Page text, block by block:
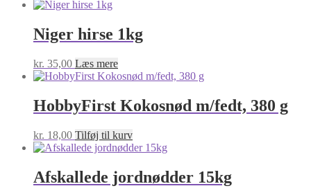
Niger hirse 1kg
kr. 35,00 Læs mere
HobbyFirst Kokosnød m/fedt, 380 g
kr. 18,00 Tilføj til kurv
Afskallede jordnødder 15kg